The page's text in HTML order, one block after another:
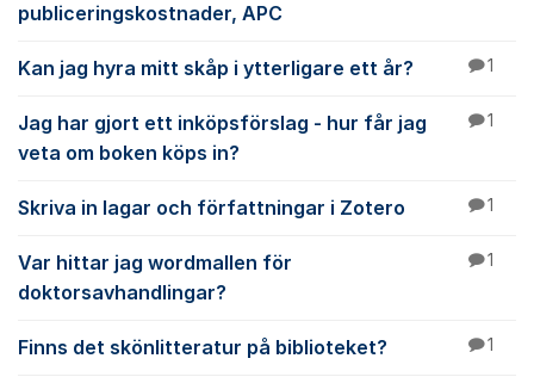
publiceringskostnader, APC
Kan jag hyra mitt skåp i ytterligare ett år? 1
Jag har gjort ett inköpsförslag - hur får jag
veta om boken köps in?
1
Skriva in lagar och författningar i Zotero 1
Var hittar jag wordmallen för
doktorsavhandlingar?
1
Finns det skönlitteratur på biblioteket? 1